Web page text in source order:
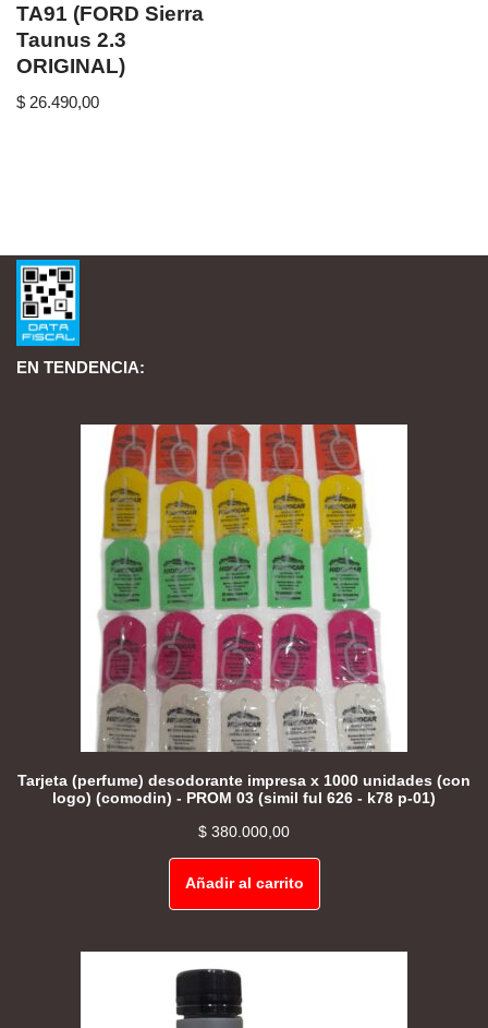
TA91 (FORD Sierra
Taunus 2.3
ORIGINAL)
$ 26.490,00
EN TENDENCIA:
Tarjeta (perfume) desodorante impresa x 1000 unidades (con
logo) (comodin) - PROM 03 (simil ful 626 - k78 p-01)
$ 380.000,00
Añadir al carrito